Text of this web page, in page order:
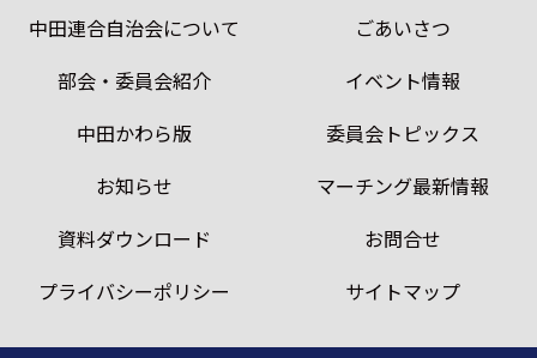
中田連合自治会について
ごあいさつ
部会・委員会紹介
イベント情報
中田かわら版
委員会トピックス
お知らせ
マーチング最新情報
資料ダウンロード
お問合せ
プライバシーポリシー
サイトマップ